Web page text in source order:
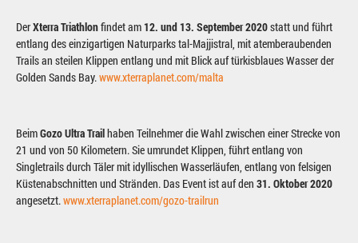
DerXterra Triathlonfindet am12. und 13. September 2020statt und führt
entlang des einzigartigen Naturparks tal-Majjistral, mit atemberaubenden
Trails an steilen Klippen entlang und mit Blick auf türkisblaues Wasser der
Golden Sands Bay.www.xterraplanet.com/malta
BeimGozo Ultra Trailhaben Teilnehmer die Wahl zwischen einer Strecke von
21 und von 50 Kilometern. Sie umrundet Klippen, führt entlang von
Singletrails durch Täler mit idyllischen Wasserläufen, entlang von felsigen
Küstenabschnitten und Stränden. Das Event ist auf den 31. Oktober 2020
angesetzt.www.xterraplanet.com/gozo-trailrun